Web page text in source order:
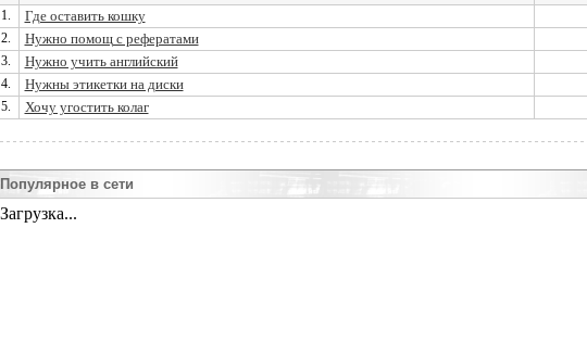
1. Где оставить кошку
2. Нужно помощ с рефератами
3. Нужно учить английский
4. Нужны этикетки на диски
5. Хочу угостить колаг
Популярное в сети